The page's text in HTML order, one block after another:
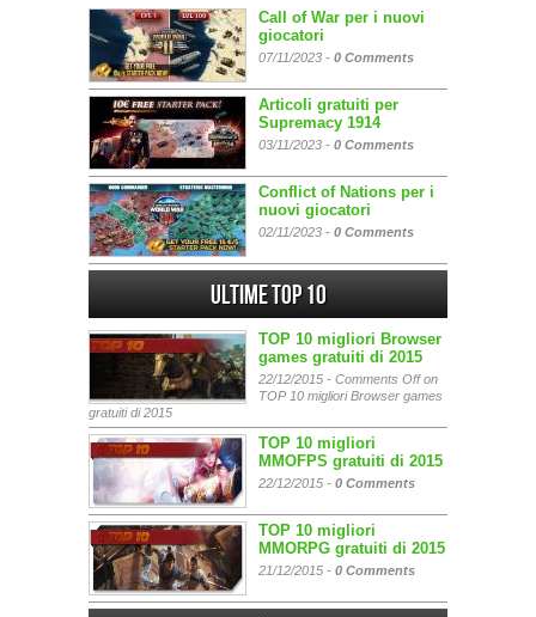
Call of War per i nuovi
giocatori
07/11/2023 - 0 Comments
Articoli gratuiti per
Supremacy 1914
03/11/2023 - 0 Comments
Conflict of Nations per i
nuovi giocatori
02/11/2023 - 0 Comments
Ultime Top 10
TOP 10 migliori Browser
games gratuiti di 2015
22/12/2015 - Comments Offon
TOP 10 migliori Browser games
gratuiti di 2015
TOP 10 migliori
MMOFPS gratuiti di 2015
22/12/2015 - 0 Comments
TOP 10 migliori
MMORPG gratuiti di 2015
21/12/2015 - 0 Comments